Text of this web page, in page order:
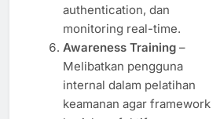
authentication, dan
monitoring real-time.
Awareness Training–
Melibatkan pengguna
internal dalam pelatihan
keamanan agar framework